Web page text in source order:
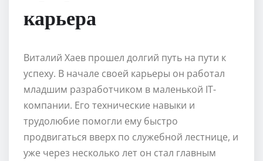
карьера
Виталий Хаев прошел долгий путь на пути к
успеху. В начале своей карьеры он работал
младшим разработчиком в маленькой IT-
компании. Его технические навыки и
трудолюбие помогли ему быстро
продвигаться вверх по служебной лестнице, и
уже через несколько лет он стал главным